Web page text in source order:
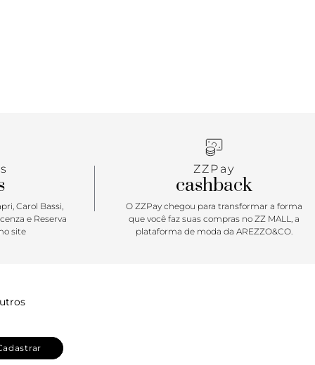
Carol Bassi,
e Reserva
site
ZZPay
cashback
O ZZPay chegou para transformar a forma
que você faz suas compras no ZZ MALL, a
plataforma de moda da AREZZO&CO.